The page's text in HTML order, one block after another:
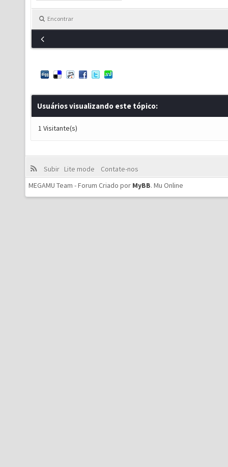
Encontrar
Usuários visualizando este tópico:
1 Visitante(s)
Subir Lite mode
Contate-nos
MEGAMU Team - Forum Criado por MyBB. Mu Online